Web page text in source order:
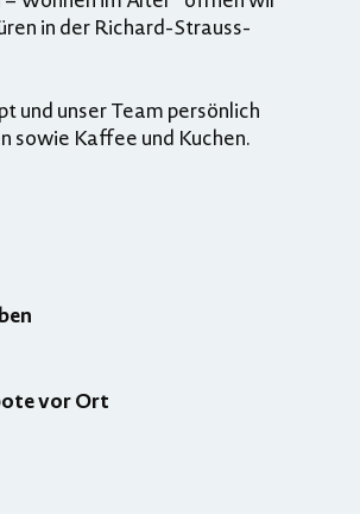
in der Richard-Strauss-
und unser Team persönlich
sowie Kaffee und Kuchen.
vor Ort